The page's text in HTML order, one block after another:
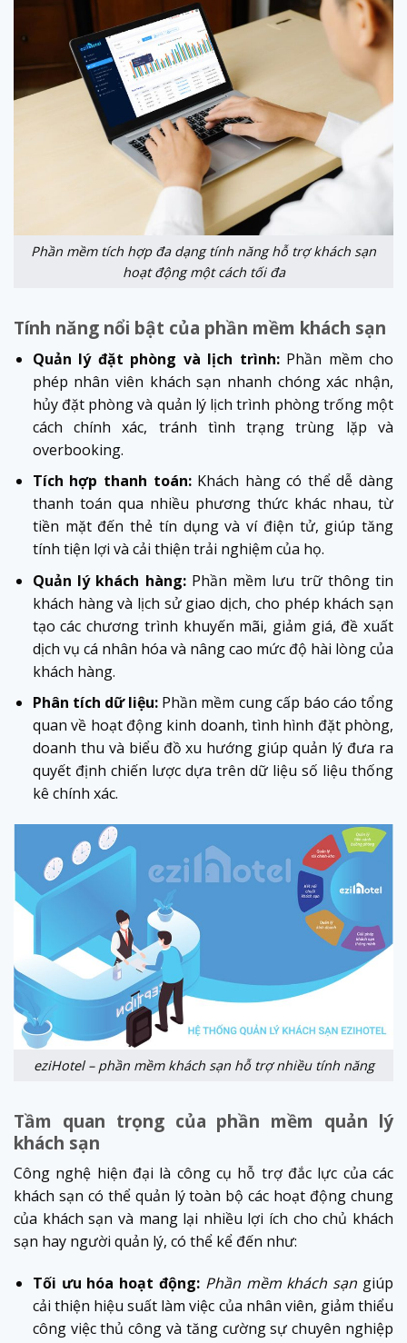
Phần mềm tích hợp đa dạng tính năng hỗ trợ khách sạn
hoạt động một cách tối đa
Tính năng nổi bật của phần mềm khách sạn
Quản lý đặt phòng và lịch trình:Phần mềm cho
phép nhân viên khách sạn nhanh chóng xác nhận,
hủy đặt phòng và quản lý lịch trình phòng trống một
cách chính xác, tránh tình trạng trùng lặp và
overbooking.
Tích hợp thanh toán:Khách hàng có thể dễ dàng
thanh toán qua nhiều phương thức khác nhau, từ
tiền mặt đến thẻ tín dụng và ví điện tử, giúp tăng
tính tiện lợi và cải thiện trải nghiệm của họ.
Quản lý khách hàng:Phần mềm lưu trữ thông tin
khách hàng và lịch sử giao dịch, cho phép khách sạn
tạo các chương trình khuyến mãi, giảm giá, đề xuất
dịch vụ cá nhân hóa và nâng cao mức độ hài lòng của
khách hàng.
Phân tích dữ liệu: Phần mềm cung cấp báo cáo tổng
quan về hoạt động kinh doanh, tình hình đặt phòng,
doanh thu và biểu đồ xu hướng giúp quản lý đưa ra
quyết định chiến lược dựa trên dữ liệu số liệu thống
kê chính xác.
eziHotel – phần mềm khách sạn hỗ trợ nhiều tính năng
Tầm quan trọng của phần mềm quản lý
khách sạn
Công nghệ hiện đại là công cụ hỗ trợ đắc lực của các
khách sạn có thể quản lý toàn bộ các hoạt động chung
của khách sạn và mang lại nhiều lợi ích cho chủ khách
sạn hay người quản lý, có thể kể đến như:
Tối ưu hóa hoạt động: Phần mềm khách sạn giúp
cải thiện hiệu suất làm việc của nhân viên, giảm thiểu
công việc thủ công và tăng cường sự chuyên nghiệp